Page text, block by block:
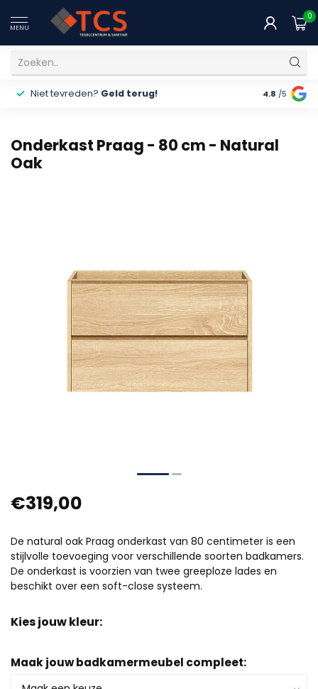
MENU
0
Niet tevreden? Geld terug! Gratis
4.8 /5
Onderkast Praag - 80 cm - Natural
Oak
€319,00
De natural oak Praag onderkast van 80 centimeter is een
stijlvolle toevoeging voor verschillende soorten badkamers.
De onderkast is voorzien van twee greeploze lades en
beschikt over een soft-close systeem.
Kies jouw kleur:
Maak jouw badkamermeubel compleet: